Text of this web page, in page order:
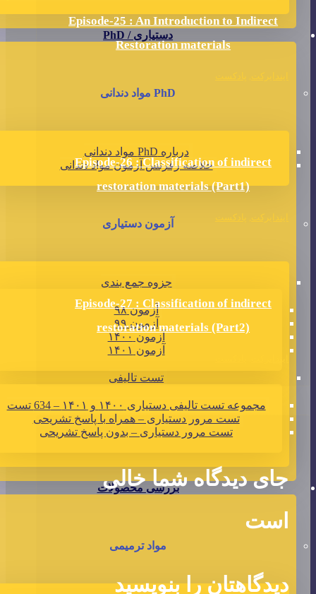
دستیاری / PhD
PhD مواد دندانی
درباره PhD مواد دندانی
خلاصه رفرنس آزمون مواد دندانی
آزمون دستیاری
جزوه جمع بندی
آزمون ۹۸
آزمون ۹۹
آزمون ۱۴۰۰
آزمون ۱۴۰۱
تست تالیفی
مجموعه تست تالیفی دستیاری ۱۴۰۰ و ۱۴۰۱ – 634 تست
تست مرور دستیاری – همراه با پاسخ تشریحی
تست مرور دستیاری – بدون پاسخ تشریحی
بررسی محصولات
مواد ترمیمی
Episode-25 : An Introduction to Indirect
Restoration materials
Episode-26 : Classification of indirect
restoration materials (Part1)
Episode-27 : Classification of indirect
restoration materials (Part2)
جای دیدگاه شما خالی
است
دیدگاهتان را بنویسید